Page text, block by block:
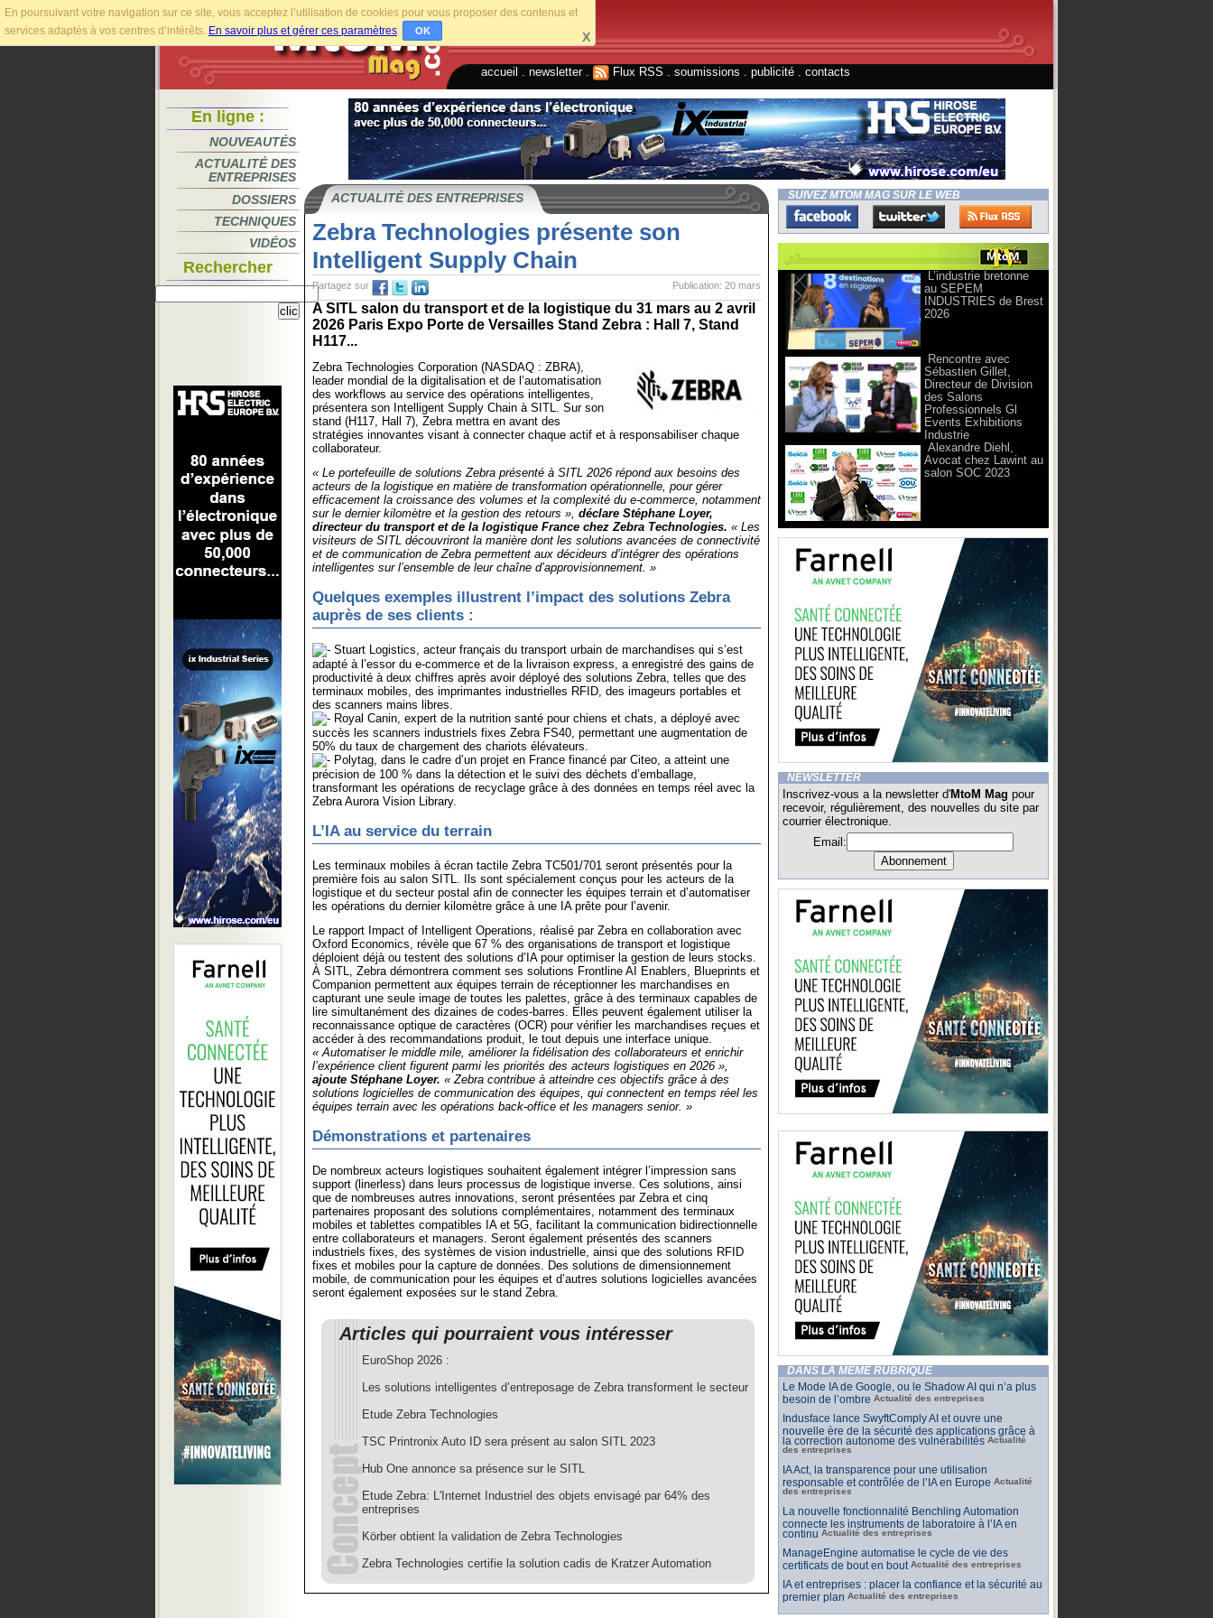
En poursuivant votre navigation sur ce site, vous acceptez l’utilisation de cookies pour vous proposer des contenus et
services adaptés à vos centres d’intérêts. En savoir plus et gérer ces paramètres. OK X
accueil newsletter. Flux RSS soumissions publicité contacts
En ligne :
NOUVEAUTÉS
ACTUALITÉ DES
ENTREPRISES
DOSSIERS
TECHNIQUES
VIDÉOS
Rechercher
ACTUALITÉ DES ENTREPRISES
Zebra Technologies présente son
Intelligent Supply Chain
Publication: 20 mars
Partagez sur
A SITL salon du transport et de la logistique du 31 mars au 2 avril
2026 Paris Expo Porte de Versailles Stand Zebra : Hall 7, Stand
H117...
Zebra Technologies Corporation (NASDAQ : ZBRA),
leader mondial de la digitalisation et de l’automatisation
des workflows au service des opérations intelligentes,
présentera son Intelligent Supply Chain à SITL. Sur son
stand (H117, Hall 7), Zebra mettra en avant des
stratégies innovantes visant à connecter chaque actif et à responsabiliser chaque
collaborateur.
« Le portefeuille de solutions Zebra présenté à SITL 2026 répond aux besoins des
acteurs de la logistique en matière de transformation opérationnelle, pour gérer
efficacement la croissance des volumes et la complexité du e-commerce, notamment
sur le dernier kilomètre et la gestion des retours », déclare Stéphane Loyer,
directeur du transport et de la logistique France chez Zebra Technologies. « Les
visiteurs de SITL découvriront la manière dont les solutions avancées de connectivité
et de communication de Zebra permettent aux décideurs d’intégrer des opérations
intelligentes sur l’ensemble de leur chaîne d’approvisionnement. »
Quelques exemples illustrent l’impact des solutions Zebra
auprès de ses clients :
Stuart Logistics, acteur français du transport urbain de marchandises qui s’est
adapté à l’essor du e-commerce et de la livraison express, a enregistré des gains de
productivité à deux chiffres après avoir déployé des solutions Zebra, telles que des
terminaux mobiles, des imprimantes industrielles RFID, des imageurs portables et
des scanners mains libres.
Royal Canin, expert de la nutrition santé pour chiens et chats, a déployé avec
succès les scanners industriels fixes Zebra FS40, permettant une augmentation de
50% du taux de chargement des chariots élévateurs.
Polytag, dans le cadre d’un projet en France financé par Citeo, a atteint une
précision de 100 % dans la détection et le suivi des déchets d’emballage,
transformant les opérations de recyclage grâce à des données en temps réel avec la
Zebra Aurora Vision Library.
L’IA au service du terrain
Les terminaux mobiles à écran tactile Zebra TC501/701 seront présentés pour la
première fois au salon SITL. Ils sont spécialement conçus pour les acteurs de la
logistique et du secteur postal afin de connecter les équipes terrain et d’automatiser
les opérations du dernier kilomètre grâce à une IA prête pour l’avenir.
Le rapport Impact of Intelligent Operations, réalisé par Zebra en collaboration avec
Oxford Economics, révèle que 67 % des organisations de transport et logistique
déploient déjà ou testent des solutions d’IA pour optimiser la gestion de leurs stocks.
À SITL, Zebra démontrera comment ses solutions Frontline AI Enablers, Blueprints et
Companion permettent aux équipes terrain de réceptionner les marchandises en
capturant une seule image de toutes les palettes, grâce à des terminaux capables de
lire simultanément des dizaines de codes-barres. Elles peuvent également utiliser la
reconnaissance optique de caractères (OCR) pour vérifier les marchandises reçues et
accéder à des recommandations produit, le tout depuis une interface unique.
« Automatiser le middle mile, améliorer la fidélisation des collaborateurs et enrichir
l’expérience client figurent parmi les priorités des acteurs logistiques en 2026 »,
ajoute Stéphane Loyer. « Zebra contribue à atteindre ces objectifs grâce à des
solutions logicielles de communication des équipes, qui connectent en temps réel les
équipes terrain avec les opérations back-office et les managers senior. »
Démonstrations et partenaires
De nombreux acteurs logistiques souhaitent également intégrer l’impression sans
support (linerless) dans leurs processus de logistique inverse. Ces solutions, ainsi
que de nombreuses autres innovations, seront présentées par Zebra et cinq
partenaires proposant des solutions complémentaires, notamment des terminaux
mobiles et tablettes compatibles IA et 5G, facilitant la communication bidirectionnelle
entre collaborateurs et managers. Seront également présentés des scanners
industriels fixes, des systèmes de vision industrielle, ainsi que des solutions RFID
fixes et mobiles pour la capture de données. Des solutions de dimensionnement
mobile, de communication pour les équipes et d’autres solutions logicielles avancées
seront également exposées sur le stand Zebra.
Articles qui pourraient vous intéresser
EuroShop 2026 :
Les solutions intelligentes d’entreposage de Zebra transforment le secteur
Etude Zebra Technologies
TSC Printronix Auto ID sera présent au salon SITL 2023
Hub One annonce sa présence sur le SITL
Etude Zebra: L'Internet Industriel des objets envisagé par 64% des
entreprises
Körber obtient la validation de Zebra Technologies
Zebra Technologies certifie la solution cadis de Kratzer Automation
SUIVEZ MTOM MAG SUR LE WEB
L’industrie bretonne
au SEPEM
INDUSTRIES de Brest
2026
Rencontre avec
Sébastien Gillet,
Directeur de Division
des Salons
Professionnels Gl
Events Exhibitions
Industrie
Alexandre Diehl,
Avocat chez Lawint au
salon SOC 2023
NEWSLETTER
Inscrivez-vous a la newsletter d'MtoM Mag pour
recevoir, régulièrement, des nouvelles du site par
courrier électronique.
Email:
DANS LA MÊME RUBRIQUE
Le Mode IA de Google, ou le Shadow AI qui n’a plus
besoin de l’ombre Actualité des entreprises
Indusface lance SwyftComply AI et ouvre une
nouvelle ère de la sécurité des applications grâce à
la correction autonome des vulnérabilités Actualité
des entreprises
IA Act, la transparence pour une utilisation
responsable et contrôlée de l’IA en Europe Actualité
des entreprises
La nouvelle fonctionnalité Benchling Automation
connecte les instruments de laboratoire à l’IA en
continu Actualité des entreprises
ManageEngine automatise le cycle de vie des
certificats de bout en bout Actualité des entreprises
IA et entreprises : placer la confiance et la sécurité au
premier plan Actualité des entreprises